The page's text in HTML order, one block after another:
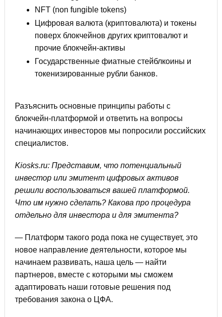
NFT (non fungible tokens)
Цифровая валюта (криптовалюта) и токены
поверх блокчейнов других криптовалют и
прочие блокчейн-активы
Государственные фиатные стейблкоины и
токенизированные рубли банков.
Разъяснить основные принципы работы с
блокчейн-платформой и ответить на вопросы
начинающих инвесторов мы попросили российских
специалистов.
Kiosks.ru: Представим, что потенциальный
инвестор или эмитент цифровых активов
решили воспользоваться вашей платформой.
Что им нужно сделать? Какова про процедура
отдельно для инвестора и для эмитента?
— Платформ такого рода пока не существует, это
новое направление деятельности, которое мы
начинаем развивать, наша цель — найти
партнеров, вместе с которыми мы сможем
адаптировать наши готовые решения под
требования закона о ЦФА.